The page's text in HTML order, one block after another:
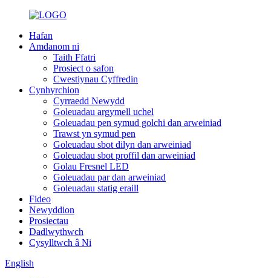
Hafan
Amdanom ni
Taith Ffatri
Prosiect o safon
Cwestiynau Cyffredin
Cynhyrchion
Cyrraedd Newydd
Goleuadau argymell uchel
Goleuadau pen symud golchi dan arweiniad
Trawst yn symud pen
Goleuadau sbot dilyn dan arweiniad
Goleuadau sbot proffil dan arweiniad
Golau Fresnel LED
Goleuadau par dan arweiniad
Goleuadau statig eraill
Fideo
Newyddion
Prosiectau
Dadlwythwch
Cysylltwch â Ni
English